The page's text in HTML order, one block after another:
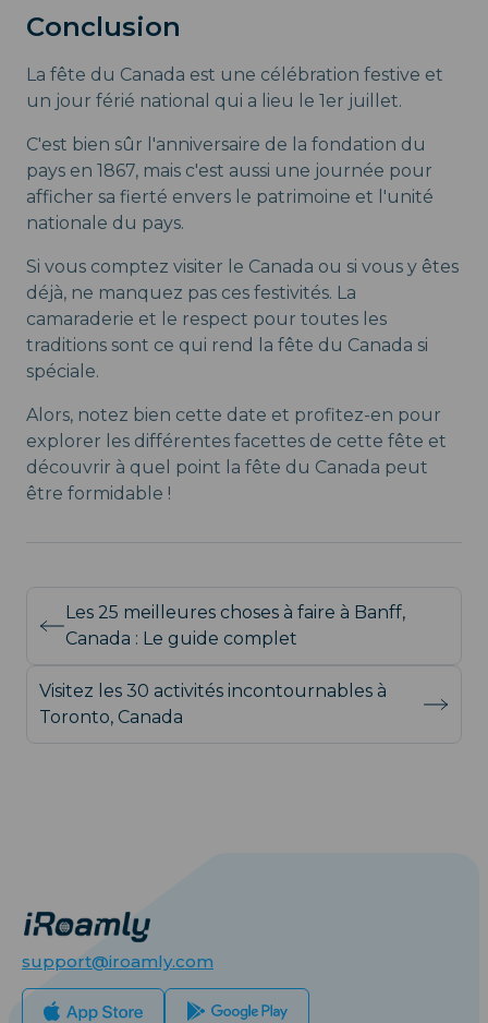
Conclusion
La fête du Canada est une célébration festive et
un jour férié national qui a lieu le 1er juillet.
C'est bien sûr l'anniversaire de la fondation du
pays en 1867, mais c'est aussi une journée pour
afficher sa fierté envers le patrimoine et l'unité
nationale du pays.
Si vous comptez visiter le Canada ou si vous y êtes
déjà, ne manquez pas ces festivités. La
camaraderie et le respect pour toutes les
traditions sont ce qui rend la fête du Canada si
spéciale.
Alors, notez bien cette date et profitez-en pour
explorer les différentes facettes de cette fête et
découvrir à quel point la fête du Canada peut
être formidable !
Les 25 meilleures choses à faire à Banff,
Canada : Le guide complet
Visitez les 30 activités incontournables à
Toronto, Canada
support@iroamly.com